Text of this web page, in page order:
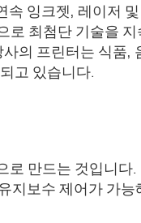
속 잉크젯, 레이저
로 최첨단 기술을
의 프린터는 식품,
고 있습니다.
만드는 것입니다.
지보수 제어가 가